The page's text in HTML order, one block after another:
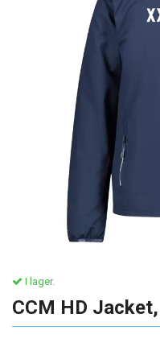
I lager.
CCM HD